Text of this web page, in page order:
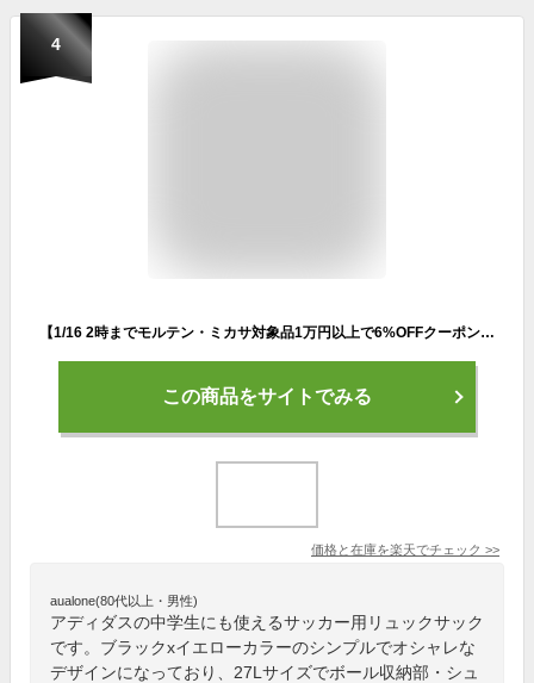
4
【1/16 2時までモルテン・ミカサ対象品1万円以上で6%OFFクーポン&Pアップ】 adidas アディダス サッカー ボール用デイパック 27L ブラック ルーシドレモン イエロー 黄色 黒色 リュック リュックサック 通学 部活 サッカー バレー 中学生 高校生 大学生 通勤 ADP50BKY
この商品をサイトでみる
価格と在庫を楽天でチェック >>
aualone(80代以上・男性)
アディダスの中学生にも使えるサッカー用リュックサック
です。ブラックxイエローカラーのシンプルでオシャレな
デザインになっており、27Lサイズでボール収納部・シュ